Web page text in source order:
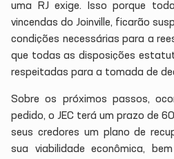
uma RJ exige. Isso porque
vincendas do Joinville, ficarão
condições necessárias para a
que todas as disposições
respeitadas para a tomada de
Sobre os próximos passos,
pedido, o JEC terá um prazo de
seus credores um plano de
sua viabilidade econômica,